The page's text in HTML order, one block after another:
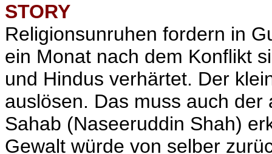
STORY
Religionsunruhen fordern in
ein Monat nach dem Konflikt
und Hindus verhärtet. Der
auslösen. Das muss auch
Sahab (Naseeruddin Shah)
Gewalt würde von selber